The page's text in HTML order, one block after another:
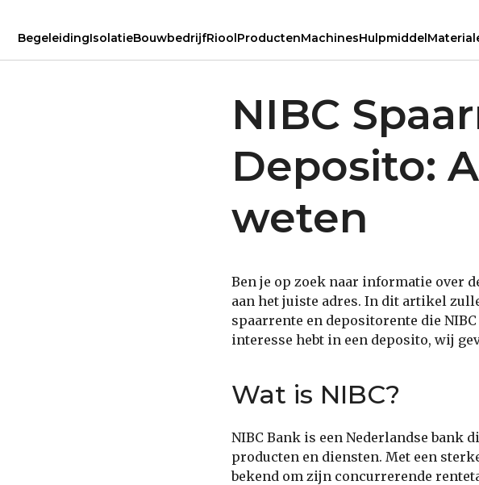
BegeleidingIsolatieBouwbedrijfRioolProductenMachinesHulpmiddel
NIBC
Deposito:
weten
Ben je op zoek naar informatie over
aan het juiste adres. In dit artikel
spaarrente en depositorente die
interesse hebt in een deposito, wij
Wat is NIBC?
NIBC Bank is een Nederlandse
producten en diensten. Met een
bekend om zijn concurrerende